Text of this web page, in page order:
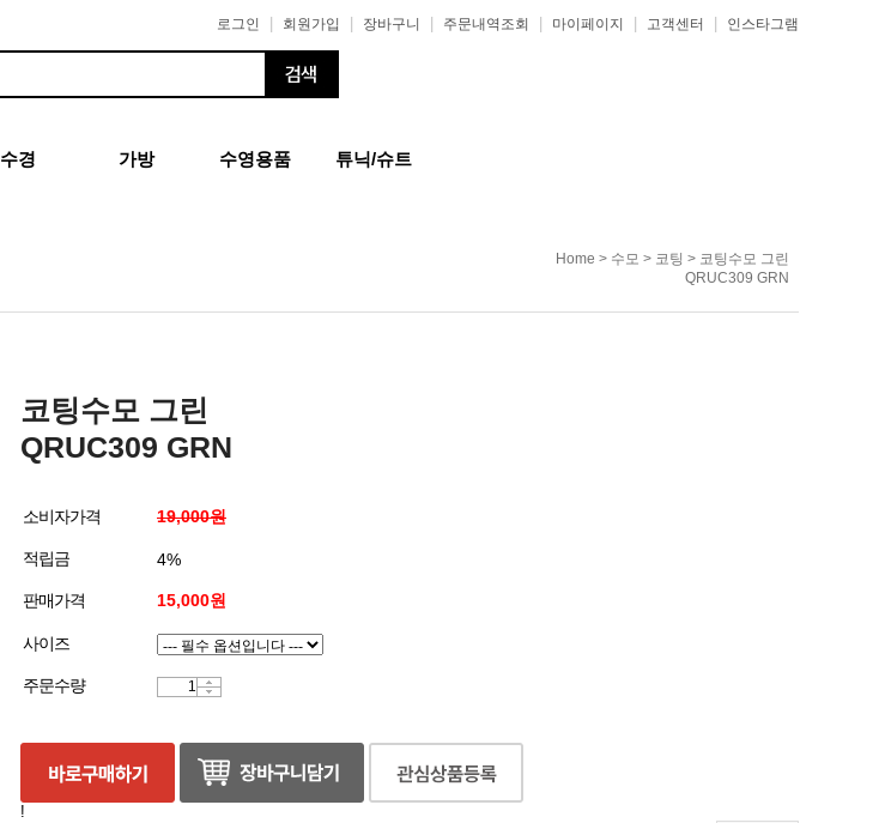
로그인 회원가입 장바구니 주문내역조회 마이페이지 고객센터 인스타그램
수경 가방 수영용품 튜닉/슈트
Home > 수모 > 코팅 > 코팅수모 그린
QRUC309 GRN
코팅수모 그린
QRUC309 GRN
소비자가격 19,000원
적립금 4%
판매가격 15,000원
사이즈
주문수량
!